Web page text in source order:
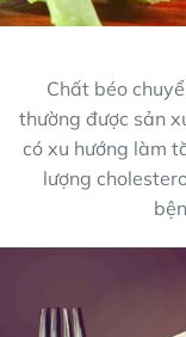
Chất béo
thường được sản
có xu hướng làm
lượng